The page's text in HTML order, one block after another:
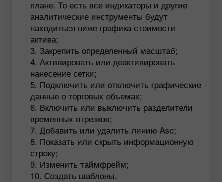
плане. То есть все индикаторы и другие
аналитические инструменты будут
находиться ниже графика стоимости
актива;
Закрепить определенный масштаб;
Активировать или деактивировать
нанесение сетки;
Подключить или отключить графические
данные о торговых объемах;
Включить или выключить разделители
временных отрезков;
Добавить или удалить линию Asc;
Показать или скрыть информационную
строку;
Изменить таймфрейм;
Создать шаблоны.